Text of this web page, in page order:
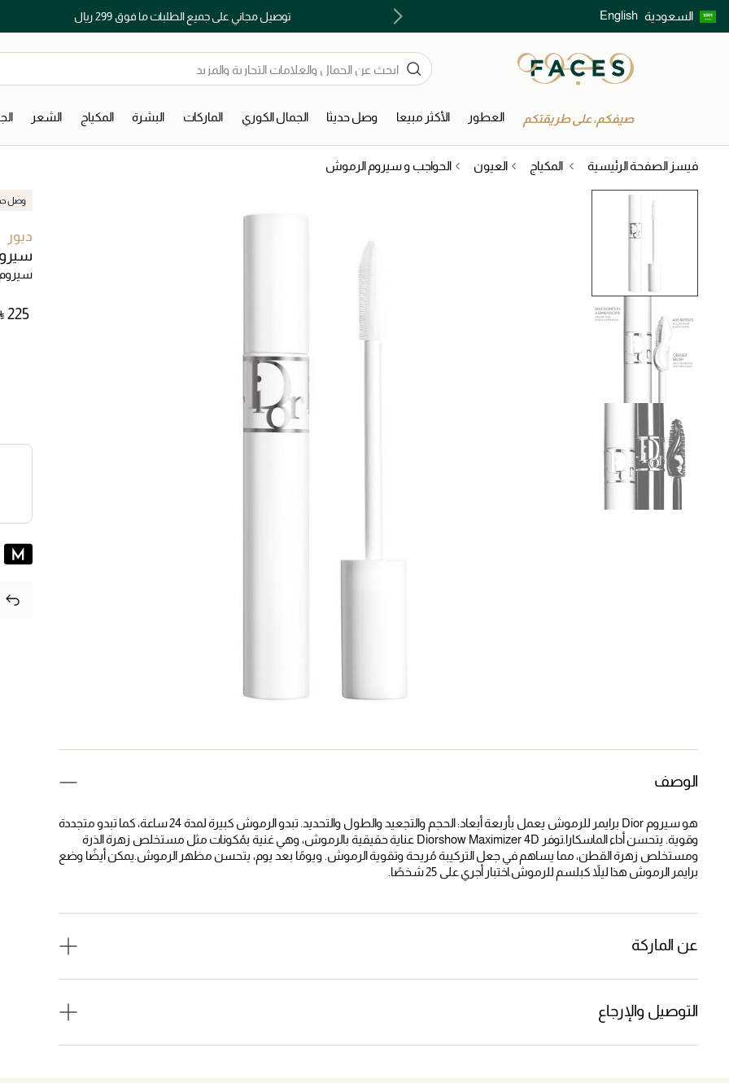
السعودية English توصيل مجاني على جميع الطلبات ما فوق 299 ريال اكتشفوا خدمات الجمال المختارة بعناية
صيفكم، على طريقتكم العطور الأكثر مبيعا وصل حديثا الجمال الكوري الماركات البشرة المكياج الشعر
فيسز الصفحة الرئيسية المكياج العيون الحواجب و سيروم الرموش
الوصف
هو سيروم Dior برايمر للرموش يعمل بأربعة أبعاد: الحجم والتجعيد والطول والتحديد. تبدو الرموش كبيرة لمدة 24 ساعة، كما تبدو متجددة
وقوية. يتحسن أداء الماسكارا.توفر Diorshow Maximizer 4D عناية حقيقية بالرموش، وهي غنية بمُكونات مثل مستخلص زهرة الذرة
ومستخلص زهرة القطن، مما يساهم في جعل التركيبة مُريحة وتقوية الرموش. ويومًا بعد يوم، يتحسن مظهر الرموش.يمكن أيضًا وضع
برايمر الرموش هذا ليلاً كبلسم للرموش.اختبار أجري على 25 شخصًا.
عن الماركة
التوصيل والإرجاع
وصل
ديور
سيروم
⁦225⁩